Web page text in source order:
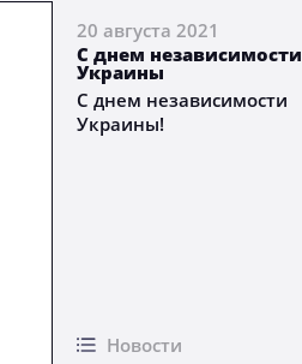
20 августа 2021
С днем независимости
Украины
С днем независимости
Украины!
Новости